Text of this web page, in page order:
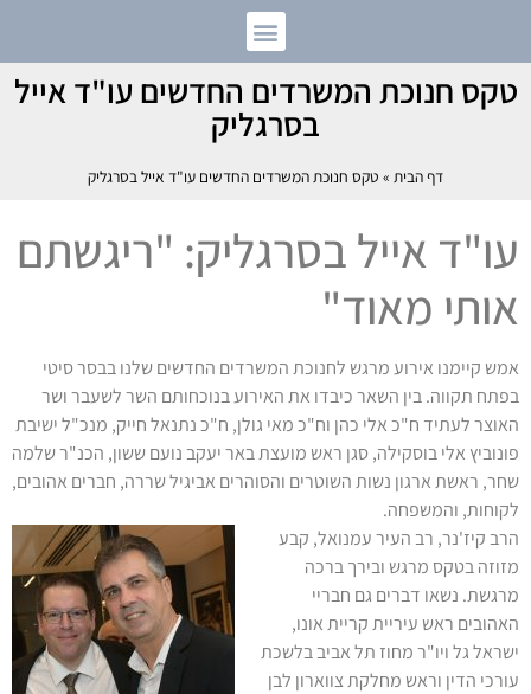
טקס חנוכת המשרדים החדשים עו"ד אייל
בסרגליק
דף הבית » טקס חנוכת המשרדים החדשים עו"ד אייל בסרגליק
עו"ד אייל בסרגליק: "ריגשתם
אותי מאוד"
אמש קיימנו אירוע מרגש לחנוכת המשרדים החדשים שלנו בבסר סיטי
בפתח תקווה. בין השאר כיבדו את האירוע בנוכחותם השר לשעבר ושר
האוצר לעתיד ח"כ אלי כהן וח"כ מאי גולן, ח"כ נתנאל חייק, מנכ"ל ישיבת
פונוביץ אלי בוסקילה, סגן ראש מועצת באר יעקב נועם ששון, הכנ"ר שלמה
שחר, ראשת ארגון נשות השוטרים והסוהרים אביגיל שררה, חברים אהובים,
לקוחות, והמשפחה.
הרב קיז'נר, רב העיר עמנואל, קבע
מזוזה בטקס מרגש ובירך ברכה
מרגשת. נשאו דברים גם חבריי
האהובים ראש עיריית קריית אונו,
ישראל גל ויו"ר מחוז תל אביב בלשכת
עורכי הדין וראש מחלקת צווארון לבן